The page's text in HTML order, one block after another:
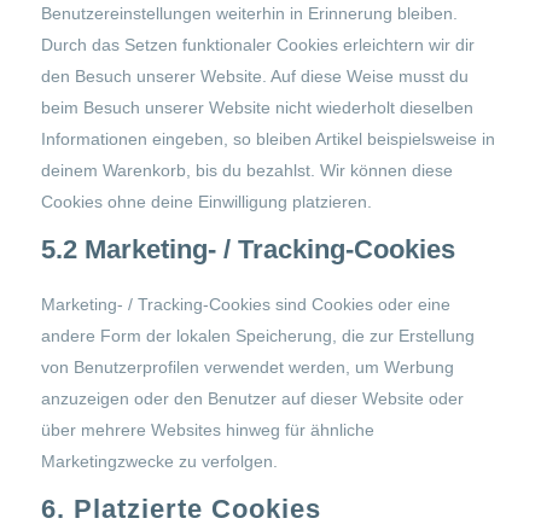
Benutzereinstellungen weiterhin in Erinnerung bleiben.
Durch das Setzen funktionaler Cookies erleichtern wir dir
den Besuch unserer Website. Auf diese Weise musst du
beim Besuch unserer Website nicht wiederholt dieselben
Informationen eingeben, so bleiben Artikel beispielsweise in
deinem Warenkorb, bis du bezahlst. Wir können diese
Cookies ohne deine Einwilligung platzieren.
5.2 Marketing- / Tracking-Cookies
Marketing- / Tracking-Cookies sind Cookies oder eine
andere Form der lokalen Speicherung, die zur Erstellung
von Benutzerprofilen verwendet werden, um Werbung
anzuzeigen oder den Benutzer auf dieser Website oder
über mehrere Websites hinweg für ähnliche
Marketingzwecke zu verfolgen.
6. Platzierte Cookies